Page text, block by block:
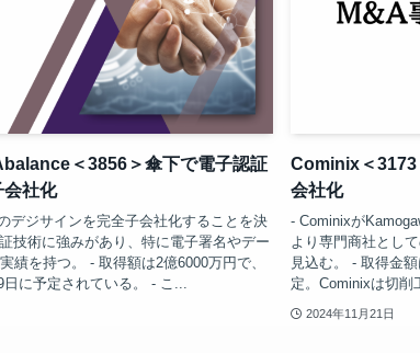
＜3856＞傘下で電子認証
会社化
デジサインを完全子会社化することを決
技術に強みがあり、特に電子署名やデー
績を持つ。 - 取得額は2億6000万円で、
に予定されている。 - こ...
Cominix＜
会社化
- Cominixが
より専門商社とし
見込む。 - 取得金
定。Cominixは切削
2024年11月21日